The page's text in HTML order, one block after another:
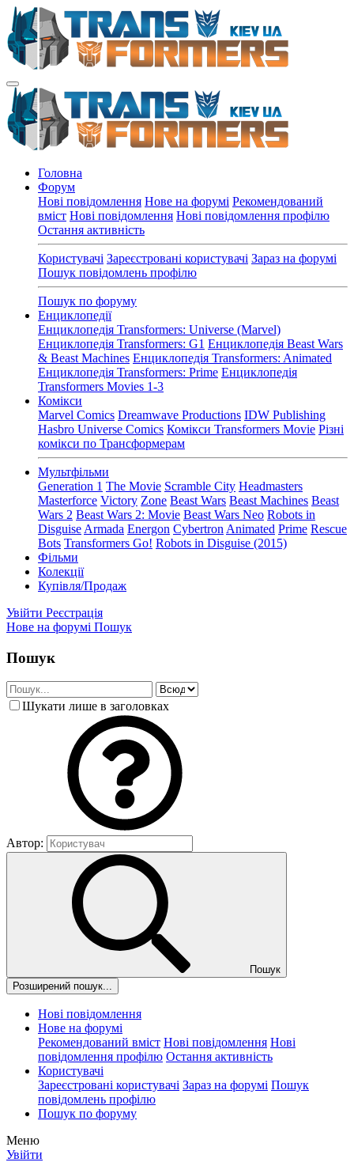
Головна
Форум
Нові повідомлення Нове на форумі Рекомендований
вміст Нові повідомлення Нові повідомлення профілю
Остання активність
Користувачі Зареєстровані користувачі Зараз на форумі
Пошук повідомлень профілю
Пошук по форуму
Енциклопедії
Енциклопедія Transformers: Universe (Marvel)
Енциклопедія Transformers: G1 Енциклопедія Beast Wars
& Beast Machines Енциклопедія Transformers: Animated
Енциклопедія Transformers: Prime Енциклопедія
Transformers Movies 1-3
Комікси
Marvel Comics Dreamwave Productions IDW Publishing
Hasbro Universe Comics Комікси Transformers Movie Різні
комікси по Трансформерам
Мультфільми
Generation 1 The Movie Scramble City Headmasters
Masterforce Victory Zone Beast Wars Beast Machines Beast
Wars 2 Beast Wars 2: Movie Beast Wars Neo Robots in
Disguise Armada Energon Cybertron Animated Prime Rescue
Bots Transformers Go! Robots in Disguise (2015)
Фільми
Колекції
Купівля/Продаж
Увійти Реєстрація
Нове на форумі Пошук
Пошук
Шукати лише в заголовках
Автор:
Пошук
Розширений пошук...
Нові повідомлення
Нове на форумі
Рекомендований вміст Нові повідомлення Нові
повідомлення профілю Остання активність
Користувачі
Зареєстровані користувачі Зараз на форумі Пошук
повідомлень профілю
Пошук по форуму
Меню
Увійти